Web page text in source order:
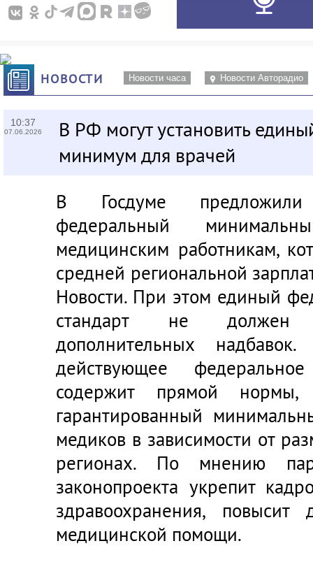
НОВОСТИ Новости часа Новости Авторадио
10:37
07.06.2026
В РФ могут установить
минимум для врачей
В Госдуме
федеральный
медицинским работникам,
средней региональной
Новости. При этом единый
стандарт не должен
дополнительных
действующее
содержит прямой нормы,
гарантированный
медиков в зависимости от
регионах. По мнению
законопроекта укрепит
здравоохранения, повысит
медицинской помощи.